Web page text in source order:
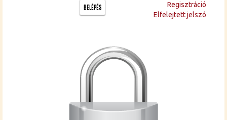
BELÉPÉS
Re­giszt­rá­ció
El­fe­lej­tett jel­szó